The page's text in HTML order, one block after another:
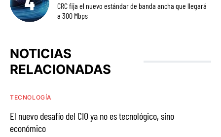
CRC fija el nuevo estándar de banda ancha que llegará
a 300 Mbps
NOTICIAS
RELACIONADAS
TECNOLOGÍA
El nuevo desafío del CIO ya no es tecnológico, sino
económico